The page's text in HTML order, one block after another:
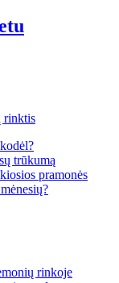
rinktis
trūkumą
pramonės
rinkoje